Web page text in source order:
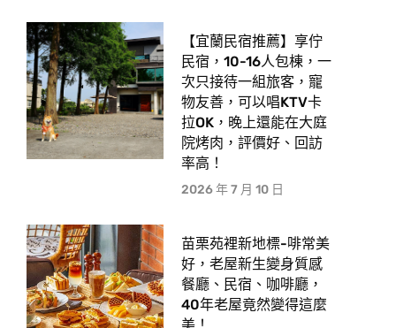
【宜蘭民宿推薦】享佇
民宿，10-16人包棟，一
次只接待一組旅客，寵
物友善，可以唱KTV卡
拉OK，晚上還能在大庭
院烤肉，評價好、回訪
率高！
2026 年 7 月 10 日
苗栗苑裡新地標-啡常美
好，老屋新生變身質感
餐廳、民宿、咖啡廳，
40年老屋竟然變得這麼